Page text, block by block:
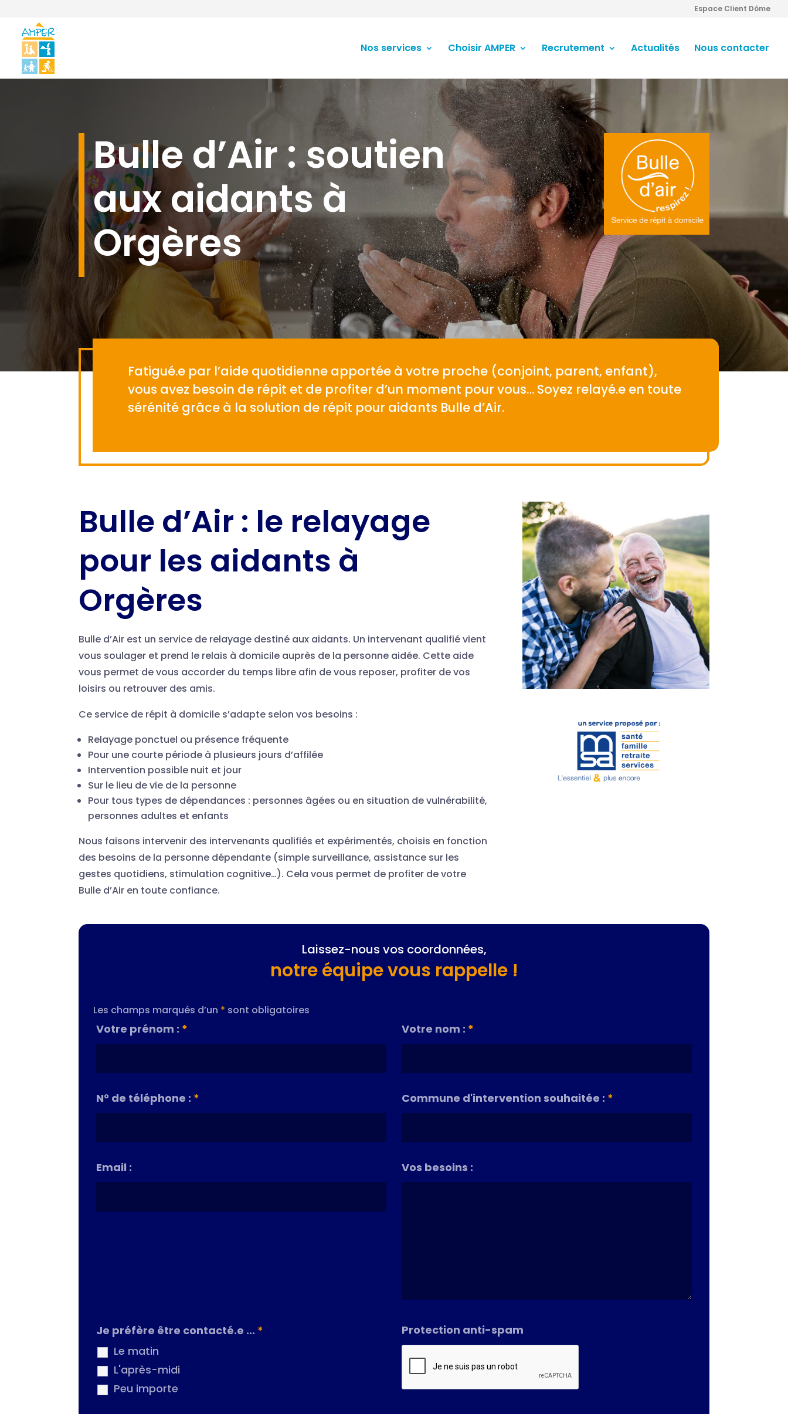
Espace Client Dôme
Nos services Choisir AMPER Recrutement Actualités Nous contacter
Bulle d’Air : soutien
aux aidants à
Orgères
Fatigué.e par l’aide quotidienne apportée à votre proche (conjoint, parent, enfant),
vous avez besoin de répit et de profiter d’un moment pour vous… Soyez relayé.e en toute
sérénité grâce à la solution de répit pour aidants Bulle d’Air.
Bulle d’Air : le relayage
pour les aidants à
Orgères
Bulle d’Air est un service de relayage destiné aux aidants. Un intervenant qualifié vient
vous soulager et prend le relais à domicile auprès de la personne aidée. Cette aide
vous permet de vous accorder du temps libre afin de vous reposer, profiter de vos
loisirs ou retrouver des amis.
Ce service de répit à domicile s’adapte selon vos besoins :
Relayage ponctuel ou présence fréquente
Pour une courte période à plusieurs jours d’affilée
Intervention possible nuit et jour
Sur le lieu de vie de la personne
Pour tous types de dépendances : personnes âgées ou en situation de vulnérabilité,
personnes adultes et enfants
Nous faisons intervenir des intervenants qualifiés et expérimentés, choisis en fonction
des besoins de la personne dépendante (simple surveillance, assistance sur les
gestes quotidiens, stimulation cognitive…). Cela vous permet de profiter de votre
Bulle d’Air en toute confiance.
Laissez-nous vos coordonnées,
notre équipe vous rappelle !
Les champs marqués d’un * sont obligatoires
Votre prénom : * Votre nom : *
N° de téléphone : * Commune d'intervention souhaitée : *
Email : Vos besoins :
Je préfère être contacté.e ... *
Le matin
L'après-midi
Peu importe
Protection anti-spam